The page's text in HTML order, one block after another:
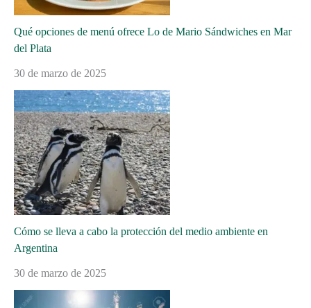
Qué opciones de menú ofrece Lo de Mario Sándwiches en Mar
del Plata
30 de marzo de 2025
Cómo se lleva a cabo la protección del medio ambiente en
Argentina
30 de marzo de 2025